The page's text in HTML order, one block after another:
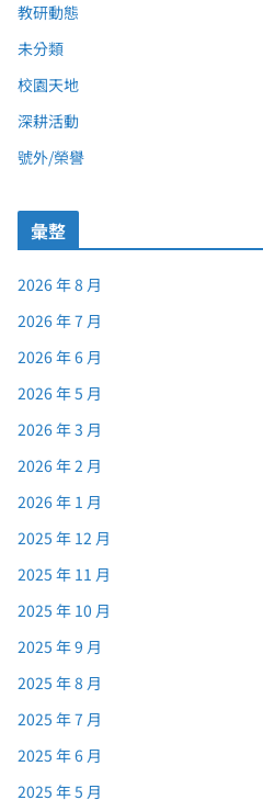
教研動態
未分類
校園天地
深耕活動
號外/榮譽
彙整
2026 年 8 月
2026 年 7 月
2026 年 6 月
2026 年 5 月
2026 年 3 月
2026 年 2 月
2026 年 1 月
2025 年 12 月
2025 年 11 月
2025 年 10 月
2025 年 9 月
2025 年 8 月
2025 年 7 月
2025 年 6 月
2025 年 5 月